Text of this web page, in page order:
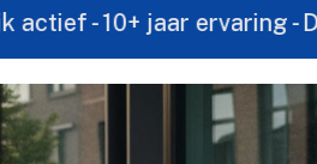
jaar ervaring - Direct